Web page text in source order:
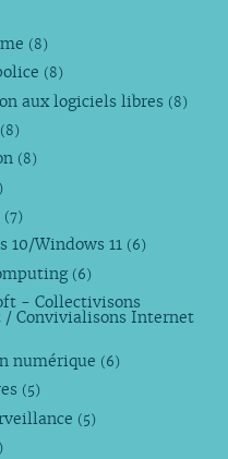
(8)
(8)
aux logiciels libres (8)
(8)
(8)
(7)
10/Windows 11 (6)
(6)
- Collectivisons
/ Convivialisons Internet
numérique (6)
(5)
(5)